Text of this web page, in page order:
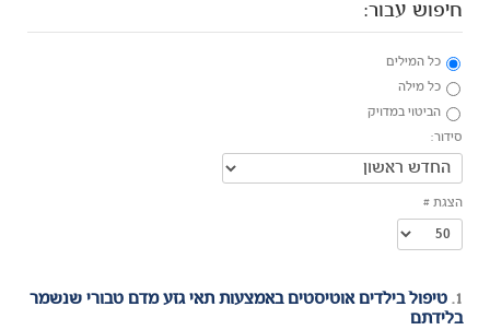
חיפוש עבור:
כל המילים
כל מילה
הביטוי במדויק
סידור:
הצגת #
1. טיפול בילדים אוטיסטים באמצעות תאי גזע מדם טבורי שנשמר
בלידתם